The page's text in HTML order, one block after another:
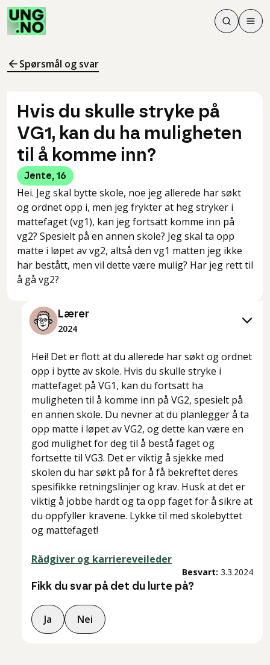
Søk
Søk
Meny
Spørsmål og svar
Hvis du skulle stryke på
VG1, kan du ha muligheten
til å komme inn?
Jente, 16
Hei. Jeg skal bytte skole, noe jeg allerede har søkt
og ordnet opp i, men jeg frykter at heg stryker i
mattefaget (vg1), kan jeg fortsatt komme inn på
vg2? Spesielt på en annen skole? Jeg skal ta opp
matte i løpet av vg2, altså den vg1 matten jeg ikke
har bestått, men vil dette være mulig? Har jeg rett til
å gå vg2?
Lærer
2024
Hei! Det er flott at du allerede har søkt og ordnet
opp i bytte av skole. Hvis du skulle stryke i
mattefaget på VG1, kan du fortsatt ha
muligheten til å komme inn på VG2, spesielt på
en annen skole. Du nevner at du planlegger å ta
opp matte i løpet av VG2, og dette kan være en
god mulighet for deg til å bestå faget og
fortsette til VG3. Det er viktig å sjekke med
skolen du har søkt på for å få bekreftet deres
spesifikke retningslinjer og krav. Husk at det er
viktig å jobbe hardt og ta opp faget for å sikre at
du oppfyller kravene. Lykke til med skolebyttet
og mattefaget!
Rådgiver og karriereveileder
Besvart: 3.3.2024
Fikk du svar på det du lurte på?
Ja Nei